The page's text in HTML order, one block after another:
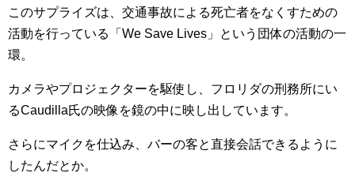
このサプライズは、交通事故による死亡者をなくすための
活動を行っている「We Save Lives」という団体の活動の一
環。
カメラやプロジェクターを駆使し、フロリダの刑務所にい
るCaudilla氏の映像を鏡の中に映し出しています。
さらにマイクを仕込み、バーの客と直接会話できるように
したんだとか。